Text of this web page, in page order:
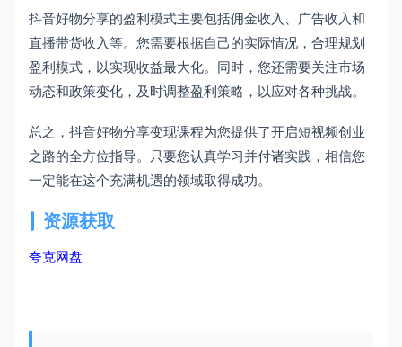
抖音好物分享的盈利模式主要包括佣金收入、广告收入和
直播带货收入等。您需要根据自己的实际情况，合理规划
盈利模式，以实现收益最大化。同时，您还需要关注市场
动态和政策变化，及时调整盈利策略，以应对各种挑战。
总之，抖音好物分享变现课程为您提供了开启短视频创业
之路的全方位指导。只要您认真学习并付诸实践，相信您
一定能在这个充满机遇的领域取得成功。
资源获取
夸克网盘